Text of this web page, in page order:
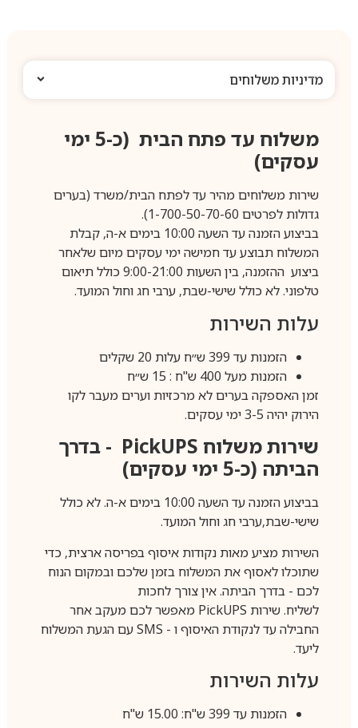
מדיניות משלוחים
משלוח עד פתח הבית (כ-5 ימי
עסקים)
שירות משלוחים מהיר עד לפתח הבית/משרד (בערים
גדולות לפרטים 1-700-50-70-60).
בביצוע הזמנה עד השעה 10:00 בימים א-ה, קבלת
המשלוח תבוצע עד חמישה ימי עסקים מיום שלאחר
ביצוע ההזמנה, בין השעות 9:00-21:00 כולל תיאום
טלפוני. לא כולל שישי-שבת, ערבי חג וחול המועד.
עלות השירות
הזמנות עד 399 ש״ח עלות 20 שקלים
הזמנות מעל 400 ש"ח : 15 ש״ח
זמן האספקה בערים לא מרכזיות וערים מעבר לקו
הירוק יהיה 3-5 ימי עסקים.
שירות משלוח PickUPS- בדרך
הביתה (כ-5 ימי עסקים)
בביצוע הזמנה עד השעה 10:00 בימים א-ה. לא כולל
שישי-שבת,ערבי חג וחול המועד.
השירות מציע מאות נקודות איסוף בפריסה ארצית, כדי
שתוכלו לאסוף את המשלוח בזמן שלכם ובמקום הנוח
לכם - בדרך הביתה. אין צורך לחכות
לשליח. שירות PickUPSמאפשר לכם מעקב אחר
החבילה עד לנקודת האיסוף ו - SMSעם הגעת המשלוח
ליעד.
עלות השירות
הזמנות עד 399 ש"ח: 15.00 ש"ח